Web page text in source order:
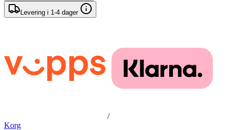
Levering i 1-4 dager
/
Korg